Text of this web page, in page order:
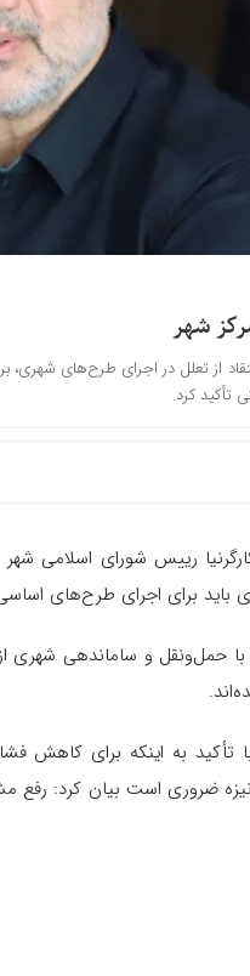
شهر
از تعلل در اجرای طرح‌های شهری،
تأکید کرد.
رییس شورای اسلامی
باید برای اجرای طرح‌های
حمل‌ونقل و ساماندهی شهری
به اینکه برای کاهش
ضروری است بیان کرد: رفع